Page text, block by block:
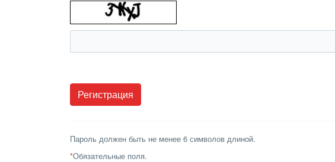
Пароль должен быть не менее 6 символов длиной.
*Обязательные поля.